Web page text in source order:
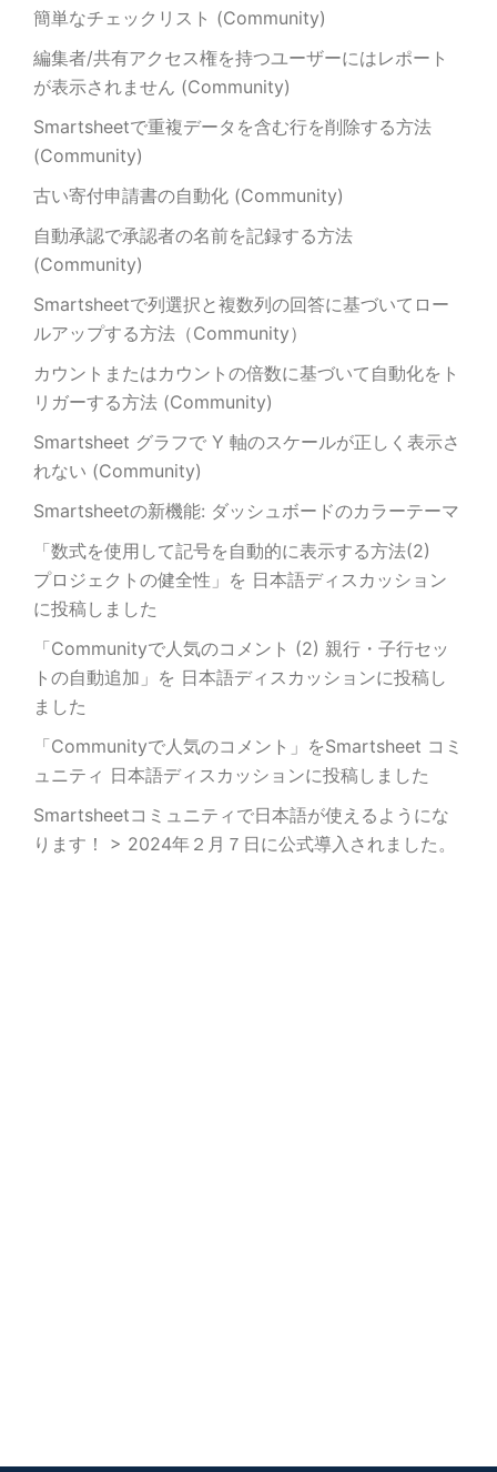
簡単なチェックリスト (Community)
編集者/共有アクセス権を持つユーザーにはレポート
が表示されません (Community)
Smartsheetで重複データを含む行を削除する方法
(Community)
古い寄付申請書の自動化 (Community)
自動承認で承認者の名前を記録する方法
(Community)
Smartsheetで列選択と複数列の回答に基づいてロー
ルアップする方法（Community）
カウントまたはカウントの倍数に基づいて自動化をト
リガーする方法 (Community)
Smartsheet グラフで Y 軸のスケールが正しく表示さ
れない (Community)
Smartsheetの新機能: ダッシュボードのカラーテーマ
「数式を使用して記号を自動的に表示する方法(2)
プロジェクトの健全性」を 日本語ディスカッション
に投稿しました
「Communityで人気のコメント (2) 親行・子行セッ
トの自動追加」を 日本語ディスカッションに投稿し
ました
「Communityで人気のコメント」をSmartsheet コミ
ュニティ 日本語ディスカッションに投稿しました
Smartsheetコミュニティで日本語が使えるようにな
ります！ > 2024年２月７日に公式導入されました。